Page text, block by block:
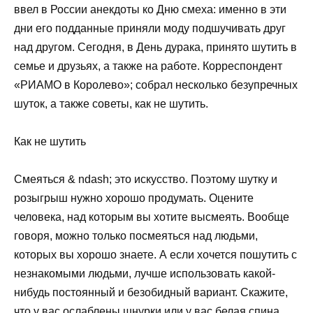
ввел в России анекдоты ко Дню смеха: именно в эти
дни его подданные приняли моду подшучивать друг
над другом. Сегодня, в День дурака, принято шутить в
семье и друзьях, а также на работе. Корреспондент
«РИАМО в Королево»; собрал несколько безупречных
шуток, а также советы, как не шутить.
Как не шутить
Смеяться & ndash; это искусство. Поэтому шутку и
розыгрыш нужно хорошо продумать. Оцените
человека, над которым вы хотите высмеять. Вообще
говоря, можно только посмеяться над людьми,
которых вы хорошо знаете. А если хочется пошутить с
незнакомыми людьми, лучше использовать какой-
нибудь постоянный и безобидный вариант. Скажите,